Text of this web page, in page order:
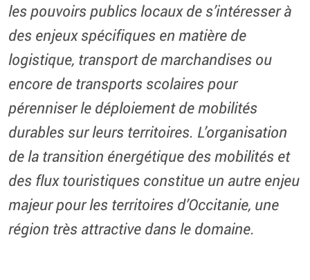
les pouvoirs publics locaux de s’intéresser à
des enjeux spécifiques en matière de
logistique, transport de marchandises ou
encore de transports scolaires pour
pérenniser le déploiement de mobilités
durables sur leurs territoires. L’organisation
de la transition énergétique des mobilités et
des flux touristiques constitue un autre enjeu
majeur pour les territoires d’Occitanie, une
région très attractive dans le domaine.